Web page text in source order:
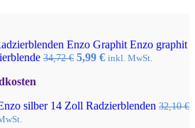
Enzo graphit
34,72€ Ursprünglicher
5,99 €Aktueller
inkl. MwSt.
silber 14 Zoll Radzierblenden 32,10€